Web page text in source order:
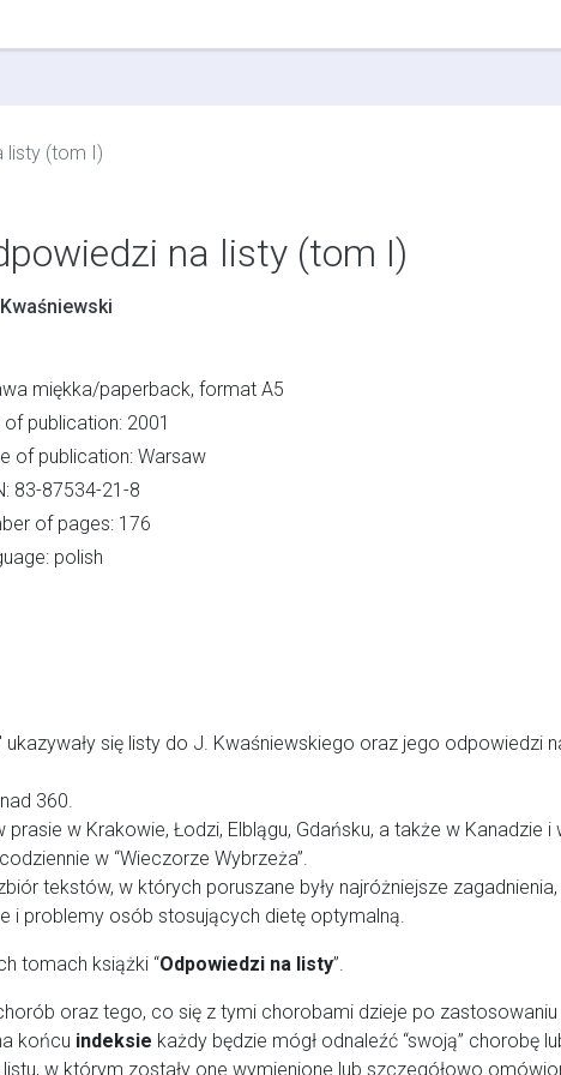
listy (tom I)
na listy (tom I)
miękka/paperback, format A5
of publication: 2001
of publication: Warsaw
83-87534-21-8
of pages: 176
polish
ukazywały się listy do J. Kwaśniewskiego oraz jego odpowiedzi
360.
w Krakowie, Łodzi, Elblągu, Gdańsku, a także w Kanadzie i
w “Wieczorze Wybrzeża”.
tekstów, w których poruszane były najróżniejsze zagadnienia,
i problemy osób stosujących dietę optymalną.
tomach książki “Odpowiedzi na listy”.
oraz tego, co się z tymi chorobami dzieje po zastosowaniu
końcu indeksie każdy będzie mógł odnaleźć “swoją” chorobę
w którym zostały one wymienione lub szczegółowo